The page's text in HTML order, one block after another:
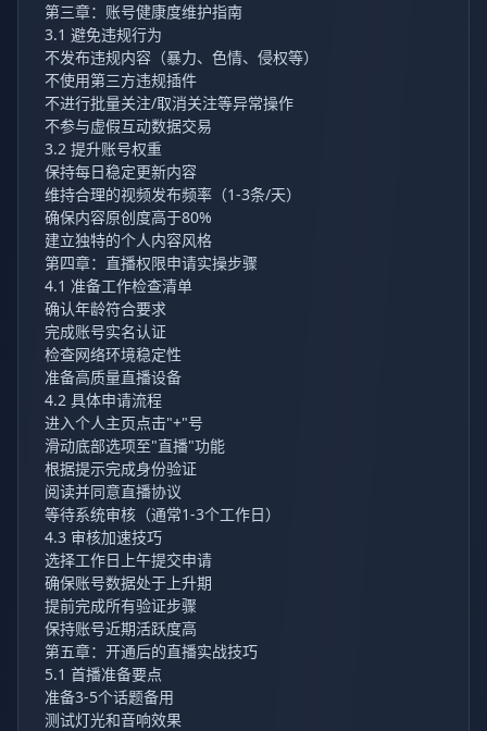
第三章：账号健康度维护指南
3.1 避免违规行为
不发布违规内容（暴力、色情、侵权等）
不使用第三方违规插件
不进行批量关注/取消关注等异常操作
不参与虚假互动数据交易
3.2 提升账号权重
保持每日稳定更新内容
维持合理的视频发布频率（1-3条/天）
确保内容原创度高于80%
建立独特的个人内容风格
第四章：直播权限申请实操步骤
4.1 准备工作检查清单
确认年龄符合要求
完成账号实名认证
检查网络环境稳定性
准备高质量直播设备
4.2 具体申请流程
进入个人主页点击"+"号
滑动底部选项至"直播"功能
根据提示完成身份验证
阅读并同意直播协议
等待系统审核（通常1-3个工作日）
4.3 审核加速技巧
选择工作日上午提交申请
确保账号数据处于上升期
提前完成所有验证步骤
保持账号近期活跃度高
第五章：开通后的直播实战技巧
5.1 首播准备要点
准备3-5个话题备用
测试灯光和音响效果